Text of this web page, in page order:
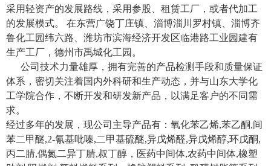
采用轻资产的发展路线，采用参股、租赁工厂，或者代加工
的发展模式。 在东营广饶丁庄镇、淄博淄川罗村镇、淄博齐
鲁化工园纬六路、潍坊市滨海经济开发区临港路工业园建有
生产工厂，德州市禹城化工园。
公司技术力量雄厚，拥有完善的产品检测手段和质量保证
体系，密切关注着国内外科研和生产动态，并与山东大学化
工学院合作，不断开发和研发新产品，以满足客户的不同需
求。
经过多年的发展，现公司主导产品有：氧化苯乙烯,苯乙酮,间
苯二甲醚,2-氰基吡嗪,二甲基硫醚,异戊烯醛,异戊烯醇,环戊酮,
丙二腈,偶氮二异丁腈,叔丁醇，医药中间体,农药中间体,橡塑